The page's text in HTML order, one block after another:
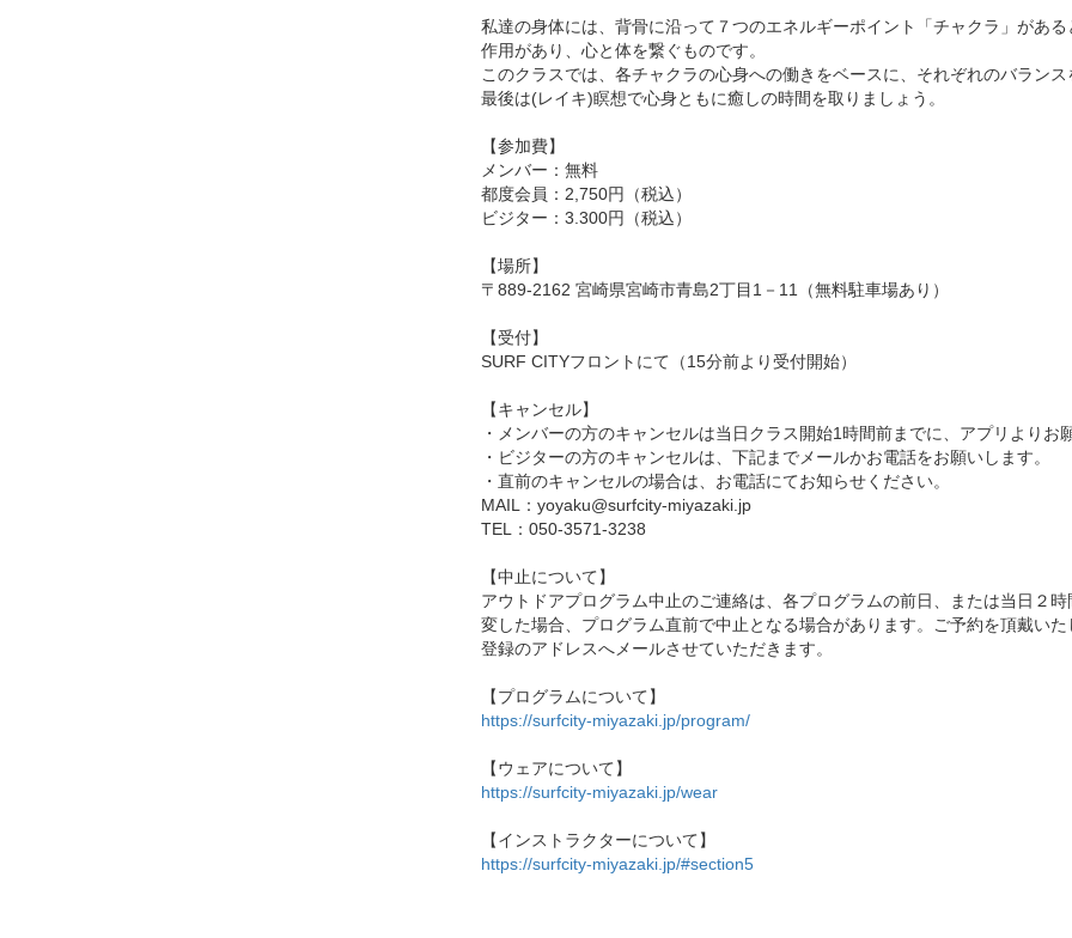
私達の身体には、背骨に沿って７つのエネルギーポイント「チャクラ」があ
作用があり、心と体を繋ぐものです。
このクラスでは、各チャクラの心身への働きをベースに、それぞれのバランス
最後は(レイキ)瞑想で心身ともに癒しの時間を取りましょう。
【参加費】
メンバー：無料
都度会員：2,750円（税込）
ビジター：3.300円（税込）
【場所】
〒889-2162 宮崎県宮崎市青島2丁目1－11（無料駐車場あり）
【受付】
SURF CITYフロントにて（15分前より受付開始）
【キャンセル】
・メンバーの方のキャンセルは当日クラス開始1時間前までに、アプリよりお
・ビジターの方のキャンセルは、下記までメールかお電話をお願いします。
・直前のキャンセルの場合は、お電話にてお知らせください。
MAIL：yoyaku@surfcity-miyazaki.jp
TEL：050-3571-3238
【中止について】
アウトドアプログラム中止のご連絡は、各プログラムの前日、または当日２
変した場合、プログラム直前で中止となる場合があります。ご予約を頂戴い
登録のアドレスへメールさせていただきます。
【プログラムについて】
https://surfcity-miyazaki.jp/program/
【ウェアについて】
https://surfcity-miyazaki.jp/wear
【インストラクターについて】
https://surfcity-miyazaki.jp/#section5